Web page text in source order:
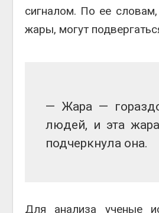
сигналом. По ее
жары, могут
— Жара —
людей, и эта
подчеркнула она.
Для анализа ученые